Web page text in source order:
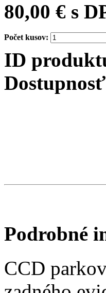
80,00 € s
Počet kusov:
ID
Podrobné
CCD